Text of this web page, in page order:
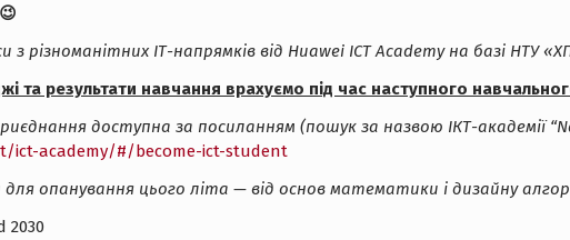
різноманітних ІТ-напрямків від Huawei ICT Academy на базі НТУ
та результати навчання врахуємо під час наступного
доступна за посиланням (пошук за назвою ІКТ-академії
ict-academy/#/become-ict-student
для опанування цього літа — від основ математики і дизайну
2030